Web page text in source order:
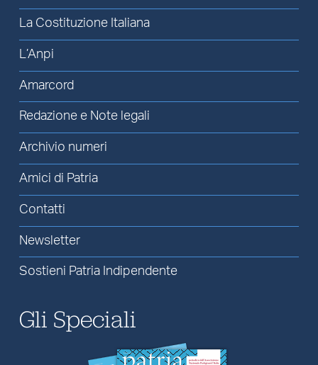
La Costituzione Italiana
L’Anpi
Amarcord
Redazione e Note legali
Archivio numeri
Amici di Patria
Contatti
Newsletter
Sostieni Patria Indipendente
Gli Speciali